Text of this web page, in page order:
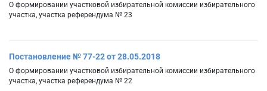
О формировании участковой избирательной комиссии избирательного
участка, участка референдума № 23
Постановление № 77-22 от 28.05.2018
О формировании участковой избирательной комиссии избирательного
участка, участка референдума № 22